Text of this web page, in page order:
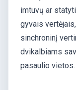
imtuvų ar
gyvais
sinchroninį
dvikalbiams
pasaulio vietos.